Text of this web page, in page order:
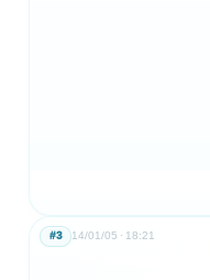
14/01/05 18:21
#3